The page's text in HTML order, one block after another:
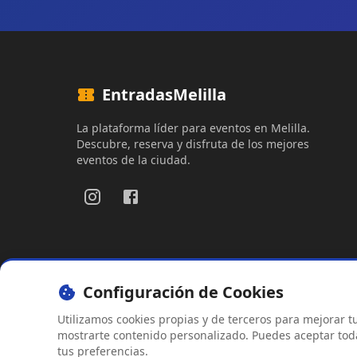
EntradasMelilla
La plataforma líder para eventos en Melilla.
Descubre, reserva y disfruta de los mejores
eventos de la ciudad.
Aviso LegalPolítica de
Configuración de Cookies
Utilizamos cookies propias y de terceros para mejorar
mostrarte contenido personalizado. Puedes aceptar
tus preferencias.